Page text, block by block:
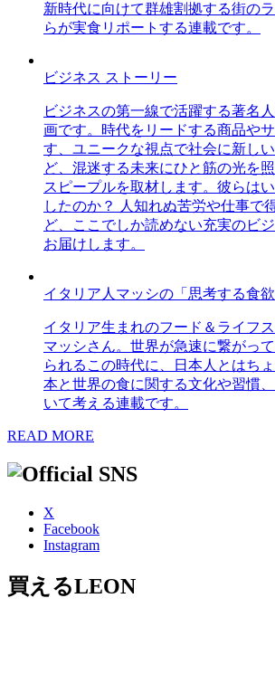
新時代に向けて群雄割拠する街の
らが実食リポートする連載です。
ビジネス ストーリー
ビジネスの第一線で活躍する著名
画です。時代をリードする商品や
す、ユニークな視点で社会に新し
ど、混迷する未来にひと筋の光を
スピープルを取材します。彼らは
したのか？ 人知れぬ苦労や仕事で
ど、ここでしか読めない充実のビ
お届けします。
イタリア人マッシの「思考する食欲
イタリア生まれのフード＆ライフ
マッシさん。世界が急速に繋がっ
られるこの時代に、日本人とはち
本と世界の食に関する文化や習慣
いて考える連載です。
READ MORE
X
Facebook
Instagram
買えるLEON